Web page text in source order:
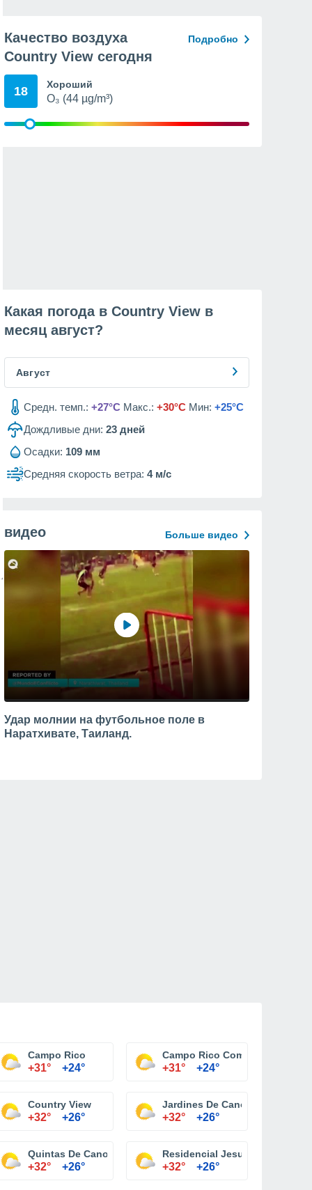
Качество воздуха
Country View сегодня
Подробно
18 Хороший
O₃ (44 µg/m³)
Какая погода в Country View в
месяц август?
Август
Средн. темп.: +27°C Макс.: +30°C Мин: +25°C
Дождливые дни: 23 дней
Осадки: 109 мм
Средняя скорость ветра: 4 м/с
видео Больше видео
Удар молнии на футбольное поле в
Наратхивате, Таиланд.
Campo Rico
+31° +24°
Campo Rico Comunidad
+31° +24°
Country View
+32° +26°
Jardines De Canovanas
+32° +26°
Quintas De Canovanas
+32° +26°
Residencial Jesus T Pinero
+32° +26°